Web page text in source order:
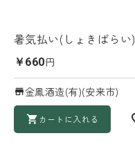
暑気払い(しょきばらい)
￥660円
金鳳酒造(有)(安来市)
カートに入れる